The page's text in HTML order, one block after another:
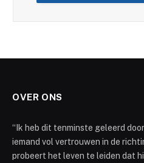
OVER ONS
“Ik heb dit tenminste geleerd
iemand vol vertrouwen in de
probeert het leven te leiden dat